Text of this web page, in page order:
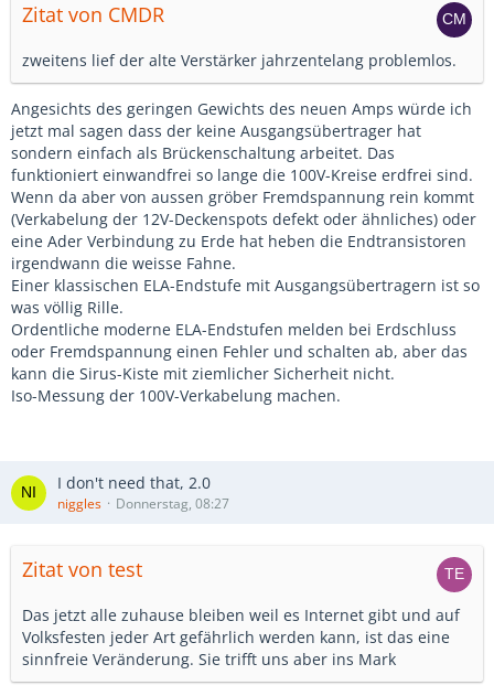
Zitat von CMDR
zweitens lief der alte Verstärker jahrzentelang problemlos.
Angesichts des geringen Gewichts des neuen Amps würde ich
jetzt mal sagen dass der keine Ausgangsübertrager hat
sondern einfach als Brückenschaltung arbeitet. Das
funktioniert einwandfrei so lange die 100V-Kreise erdfrei sind.
Wenn da aber von aussen gröber Fremdspannung rein kommt
(Verkabelung der 12V-Deckenspots defekt oder ähnliches) oder
eine Ader Verbindung zu Erde hat heben die Endtransistoren
irgendwann die weisse Fahne.
Einer klassischen ELA-Endstufe mit Ausgangsübertragern ist so
was völlig Rille.
Ordentliche moderne ELA-Endstufen melden bei Erdschluss
oder Fremdspannung einen Fehler und schalten ab, aber das
kann die Sirus-Kiste mit ziemlicher Sicherheit nicht.
Iso-Messung der 100V-Verkabelung machen.
I don't need that, 2.0
niggles Donnerstag, 08:27
Zitat von test
Das jetzt alle zuhause bleiben weil es Internet gibt und auf
Volksfesten jeder Art gefährlich werden kann, ist das eine
sinnfreie Veränderung. Sie trifft uns aber ins Mark